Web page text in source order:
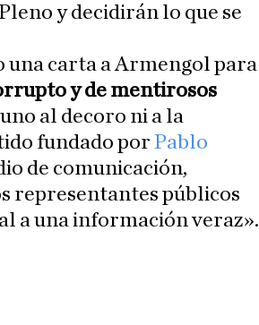
y decidirán lo que se
una carta a Armengol para
y de mentirosos
al decoro ni a la
fundado por Pablo
de comunicación,
representantes públicos
a una información veraz».